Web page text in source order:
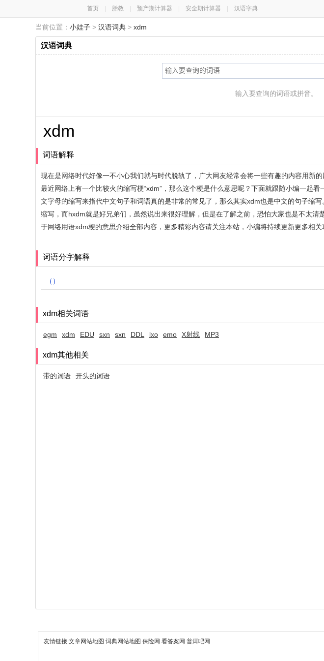
首页 胎教 预产期计算器 安全期计算器 汉语字典
当前位置： 小娃子 > 汉语词典 > xdm
汉语词典
输入要查询的词语或拼音。
xdm
词语解释
现在是网络时代好像一不小心我们就与时代脱轨了，广大网友经常会将一些有趣的内容用新
最近网络上有一个比较火的缩写梗“xdm”，那么这个梗是什么意思呢？下面就跟随小编一起
文字母的缩写来指代中文句子和词语真的是非常的常见了，那么其实xdm也是中文的句子缩
缩写，而hxdm就是好兄弟们，虽然说出来很好理解，但是在了解之前，恐怕大家也是不太
于网络用语xdm梗的意思介绍全部内容，更多精彩内容请关注本站，小编将持续更新更多相关
词语分字解释
（）
xdm相关词语
egm xdm EDU sxn sxn DDL lxo emo X射线 MP3
xdm其他相关
带的词语 开头的词语
友情链接:文章网站地图 词典网站地图 保险网 看答案网 普洱吧网